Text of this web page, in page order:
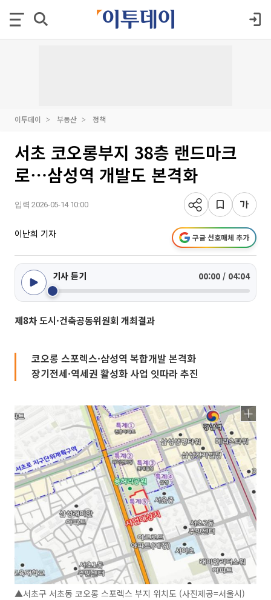
이투데이 부동산 정책
서초 코오롱부지 38층 랜드마크
로⋯삼성역 개발도 본격화
입력 2026-05-14 10:00
이난희 기자 구글 선호매체 추가
기사 듣기 00:00 / 04:04
제8차 도시·건축공동위원회 개최결과
코오롱 스포렉스·삼성역 복합개발 본격화
장기전세·역세권 활성화 사업 잇따라 추진
▲서초구 서초동 코오롱 스포렉스 부지 위치도 (사진제공=서울시)